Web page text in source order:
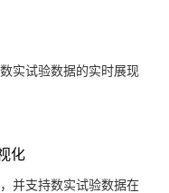
实试验数据的实时展现
化
并支持数实试验数据在